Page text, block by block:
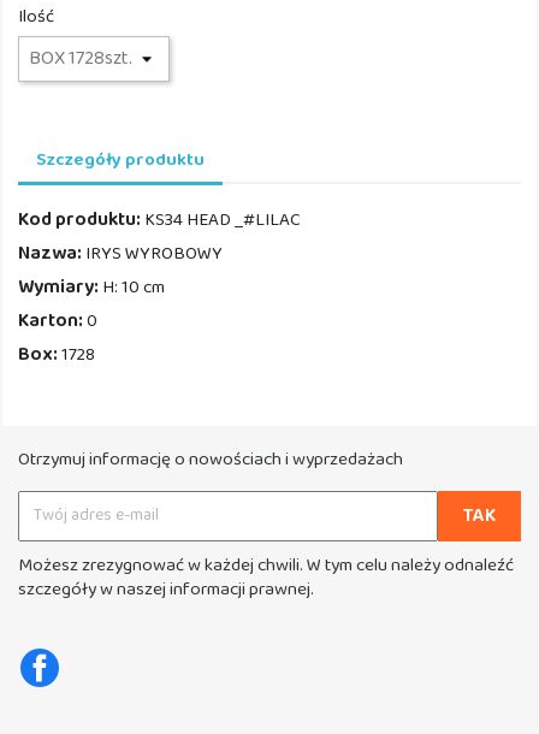
Ilość
Szczegóły produktu
Kod produktu: KS34 HEAD _#LILAC
Nazwa: IRYS WYROBOWY
Wymiary: H: 10 cm
Karton:0
Box:1728
Otrzymuj informację o nowościach i wyprzedażach
Możesz zrezygnować w każdej chwili. W tym celu należy odnaleźć
szczegóły w naszej informacji prawnej.